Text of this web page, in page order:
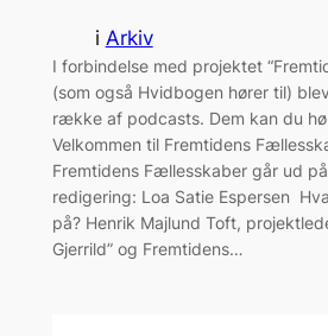
i Arkiv
I forbindelse med projektet
(som også Hvidbogen hører til)
række af podcasts. Dem kan du
Velkommen til Fremtidens
Fremtidens Fællesskaber går ud
redigering: Loa Satie Espersen
på? Henrik Majlund Toft,
Gjerrild” og Fremtidens…